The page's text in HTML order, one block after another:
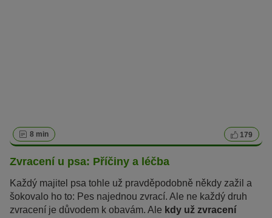
8 min 179
Zvracení u psa: Příčiny a léčba
Každý majitel psa tohle už pravděpodobně někdy zažil a
šokovalo ho to: Pes najednou zvrací. Ale ne každý druh
zvracení je důvodem k obavám. Ale kdy už zvracení